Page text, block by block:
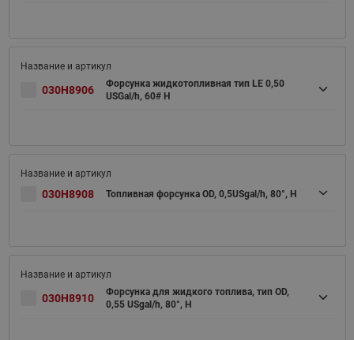
030H8906
Форсунка жидкотопливная тип LE 0,50
USGal/h, 60# H
030H8908 Топливная форсунка OD, 0,5USgal/h, 80°, H
030H8910
Форсунка для жидкого топлива, тип OD,
0,55 USgal/h, 80°, H